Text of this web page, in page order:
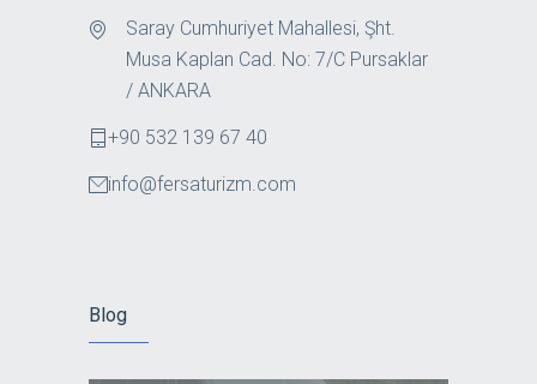
Saray Cumhuriyet Mahallesi, Şht.
Musa Kaplan Cad. No: 7/C Pursaklar
/ ANKARA
+90 532 139 67 40
info@fersaturizm.com
Blog